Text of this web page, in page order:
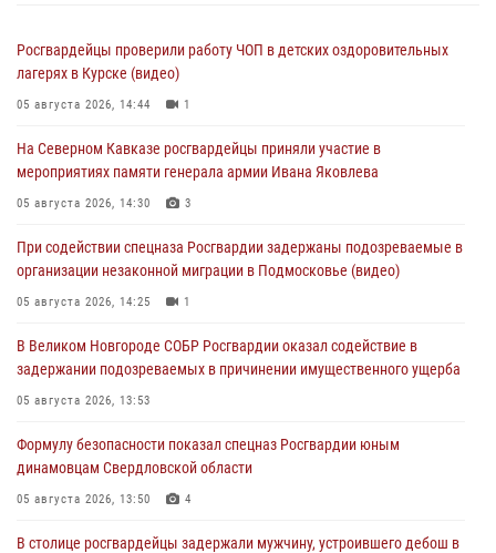
Росгвардейцы проверили работу ЧОП в детских оздоровительных
лагерях в Курске (видео)
05 августа 2026, 14:44 1
На Северном Кавказе росгвардейцы приняли участие в
мероприятиях памяти генерала армии Ивана Яковлева
05 августа 2026, 14:30 3
При содействии спецназа Росгвардии задержаны подозреваемые в
организации незаконной миграции в Подмосковье (видео)
05 августа 2026, 14:25 1
В Великом Новгороде СОБР Росгвардии оказал содействие в
задержании подозреваемых в причинении имущественного ущерба
05 августа 2026, 13:53
Формулу безопасности показал спецназ Росгвардии юным
динамовцам Свердловской области
05 августа 2026, 13:50 4
В столице росгвардейцы задержали мужчину, устроившего дебош в